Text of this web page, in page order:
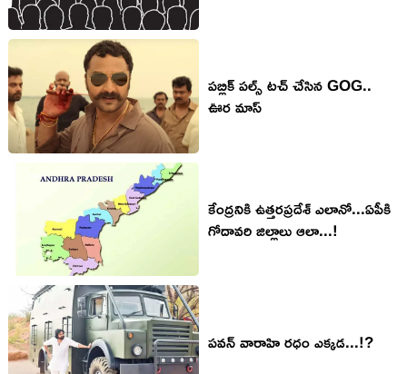
పబ్లిక్ పల్స్ టచ్ చేసిన GOG..
ఊర మాస్
కేంద్రనికి ఉత్తరప్రదేశ్ ఎలానో...ఏపీకి
గోదావరి జిల్లాలు ఆలా...!
పవన్ వారాహి రధం ఎక్కడ...!?